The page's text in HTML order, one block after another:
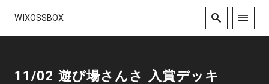
WIXOSSBOX
11/02 遊び場さんさ 入賞デッキ